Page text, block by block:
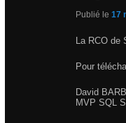
Publié le 17
La RCO de
Pour
David
MVP SQL